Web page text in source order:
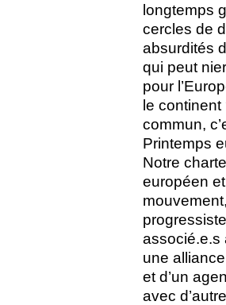
longtemps
cercles de
absurdités
qui peut
pour
le continent
commun,
Printemps
Notre
européen
associé.e.s
une
et d’un
avec